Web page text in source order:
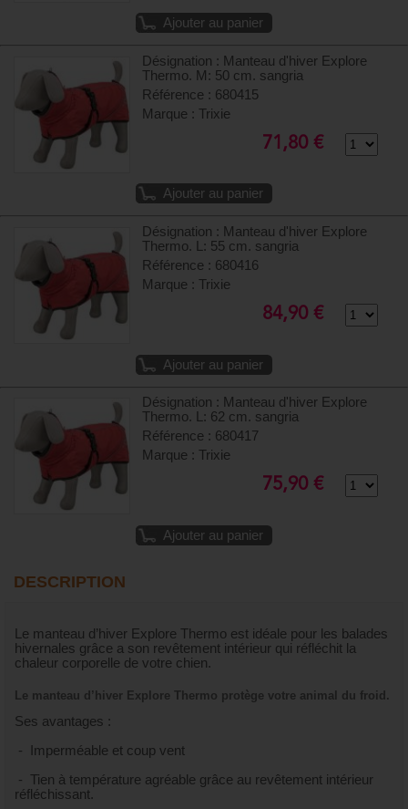
Ajouter au panier
Désignation : Manteau d'hiver Explore
Thermo. M: 50 cm. sangria
Référence : 680415
Marque : Trixie
71,80 €
Ajouter au panier
Désignation : Manteau d'hiver Explore
Thermo. L: 55 cm. sangria
Référence : 680416
Marque : Trixie
84,90 €
Ajouter au panier
Désignation : Manteau d'hiver Explore
Thermo. L: 62 cm. sangria
Référence : 680417
Marque : Trixie
75,90 €
Ajouter au panier
DESCRIPTION
Le manteau d’hiver Explore Thermo est idéale pour les balades
hivernales grâce a son revêtement intérieur qui réfléchit la
chaleur corporelle de votre chien.
Le manteau d’hiver Explore Thermo protège votre animal du froid.
Ses avantages :
- Imperméable et coup vent
- Tien à température agréable grâce au revêtement intérieur
réfléchissant.